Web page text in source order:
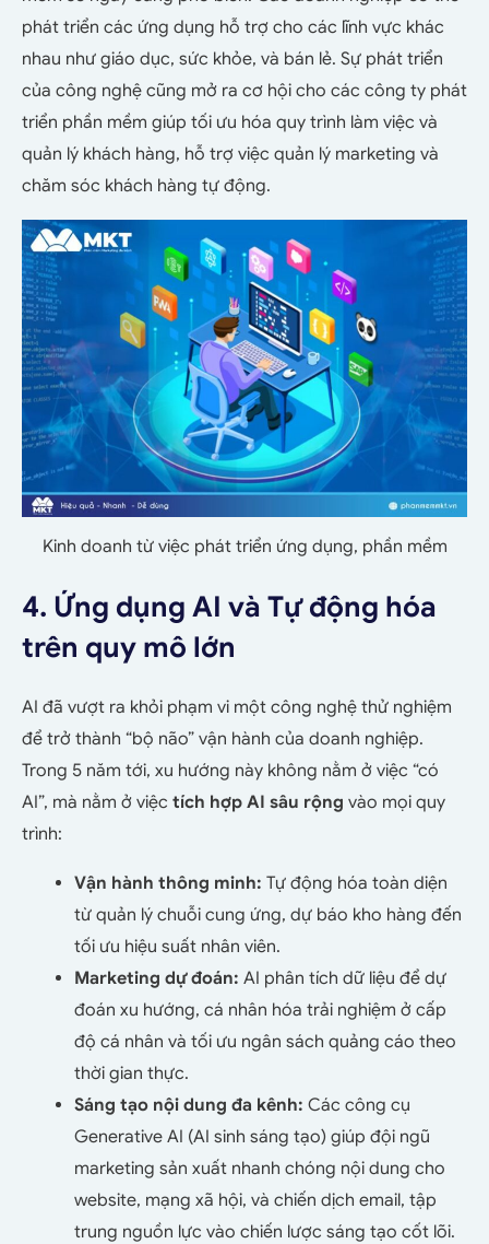
phát triển các ứng dụng hỗ trợ cho các lĩnh vực khác
nhau như giáo dục, sức khỏe, và bán lẻ. Sự phát triển
của công nghệ cũng mở ra cơ hội cho các công ty phát
triển phần mềm giúp tối ưu hóa quy trình làm việc và
quản lý khách hàng, hỗ trợ việc quản lý marketing và
chăm sóc khách hàng tự động.
Kinh doanh từ việc phát triển ứng dụng, phần mềm
4. Ứng dụng AI và Tự động hóa
trên quy mô lớn
AI đã vượt ra khỏi phạm vi một công nghệ thử nghiệm
để trở thành “bộ não” vận hành của doanh nghiệp.
Trong 5 năm tới, xu hướng này không nằm ở việc “có
AI”, mà nằm ở việc tích hợp AI sâu rộng vào mọi quy
trình:
Vận hành thông minh: Tự động hóa toàn diện
từ quản lý chuỗi cung ứng, dự báo kho hàng đến
tối ưu hiệu suất nhân viên.
Marketing dự đoán: AI phân tích dữ liệu để dự
đoán xu hướng, cá nhân hóa trải nghiệm ở cấp
độ cá nhân và tối ưu ngân sách quảng cáo theo
thời gian thực.
Sáng tạo nội dung đa kênh: Các công cụ
Generative AI (AI sinh sáng tạo) giúp đội ngũ
marketing sản xuất nhanh chóng nội dung cho
website, mạng xã hội, và chiến dịch email, tập
trung nguồn lực vào chiến lược sáng tạo cốt lõi.